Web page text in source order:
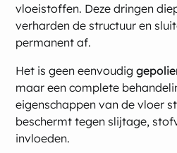
vloeistoffen. Deze dringen
verharden de structuur en
permanent af.
Het is geen eenvoudig
maar een complete
eigenschappen van de vloer
beschermt tegen slijtage,
invloeden.